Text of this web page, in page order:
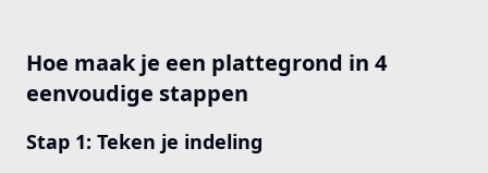
Hoe maak je een plattegrond in 4
eenvoudige stappen
Stap 1: Teken je indeling